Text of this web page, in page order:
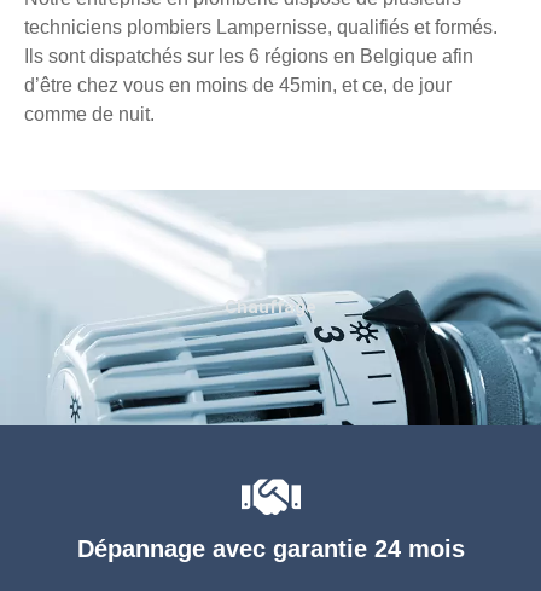
techniciens plombiers Lampernisse, qualifiés et formés.
Ils sont dispatchés sur les 6 régions en Belgique afin
d’être chez vous en moins de 45min, et ce, de jour
comme de nuit.
Dépannage avec garantie 24 mois
Chauffage